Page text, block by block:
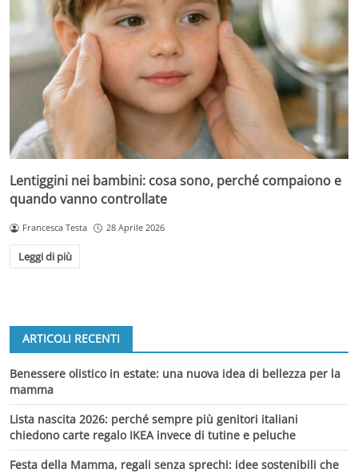
Lentiggini nei bambini: cosa sono, perché compaiono e
quando vanno controllate
Francesca Testa 28 Aprile 2026
Leggi di più
ARTICOLI RECENTI
Benessere olistico in estate: una nuova idea di bellezza per la
mamma
Lista nascita 2026: perché sempre più genitori italiani
chiedono carte regalo IKEA invece di tutine e peluche
Festa della Mamma, regali senza sprechi: idee sostenibili che